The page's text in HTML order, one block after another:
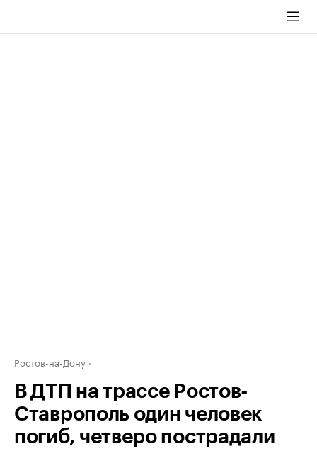
Ростов-на-Дону
В ДТП на трассе Ростов-
Ставрополь один человек
погиб, четверо пострадали